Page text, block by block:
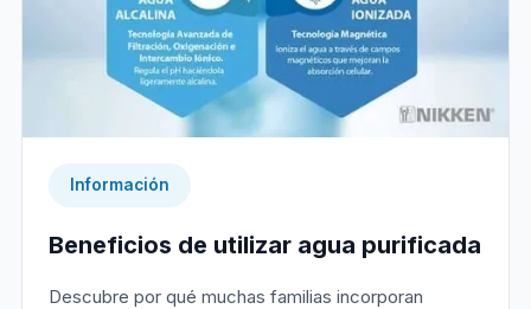
Información
Beneficios de utilizar agua purificada
Descubre por qué muchas familias incorporan